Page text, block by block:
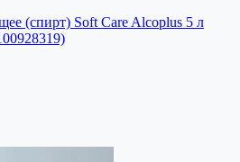
(спирт) Soft Care Alcoplus 5 л